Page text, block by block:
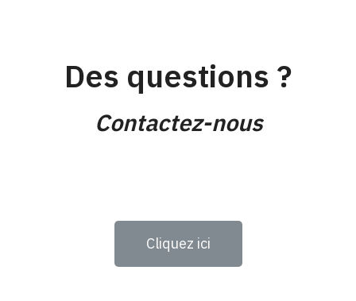
Des questions ?
Contactez-nous
Cliquez ici